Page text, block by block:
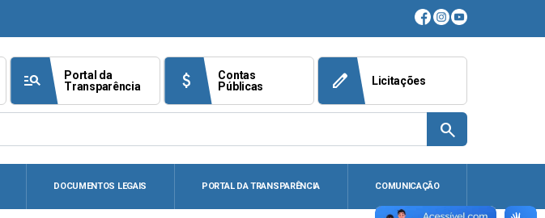
manage_search
Portal da
Transparência
attach_money
Contas
Públicas
edit Licitações
search
DOCUMENTOS LEGAIS PORTAL DA TRANSPARÊNCIA COMUNICAÇÃO